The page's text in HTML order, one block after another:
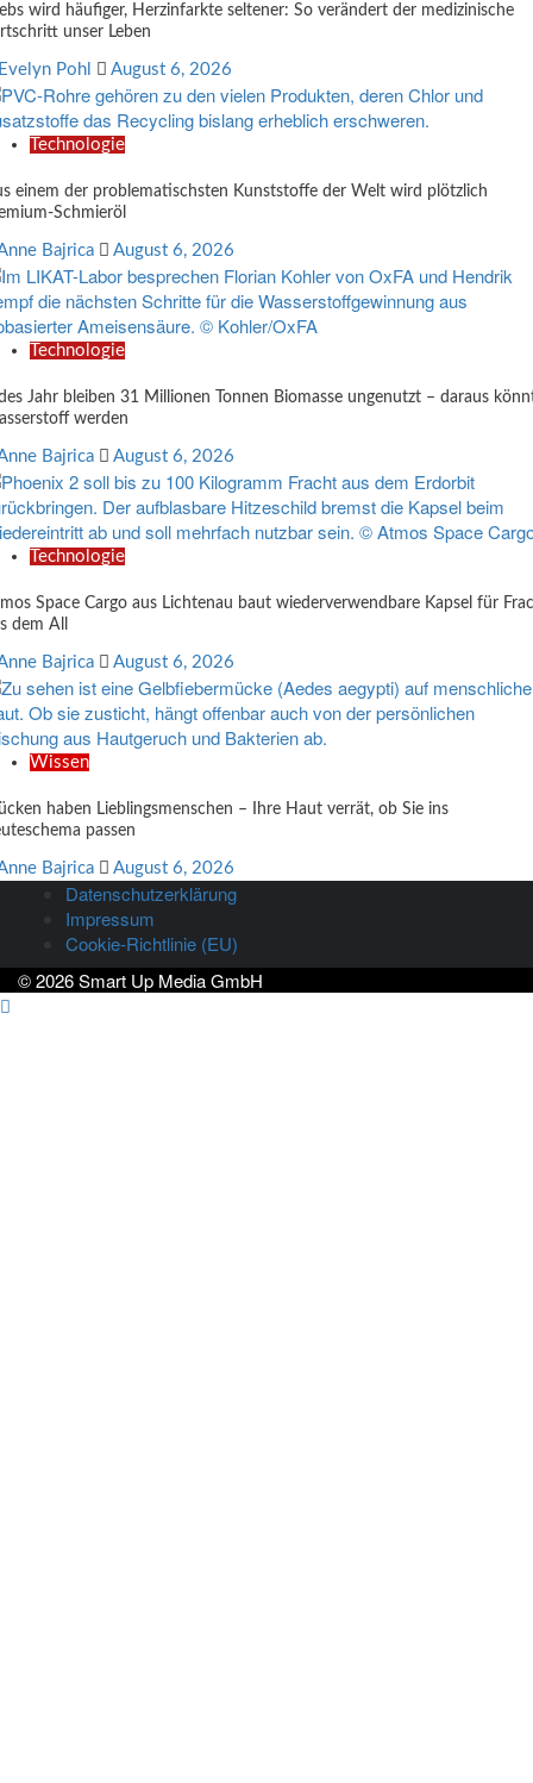
wird häufiger, Herzinfarkte seltener: So verändert der medizinische
unser Leben
Pohl August 6, 2026
Technologie
einem der problematischsten Kunststoffe der Welt wird plötzlich
Schmieröl
Bajrica August 6, 2026
Technologie
Jahr bleiben 31 Millionen Tonnen Biomasse ungenutzt – daraus
werden
Bajrica August 6, 2026
Technologie
Space Cargo aus Lichtenau baut wiederverwendbare Kapsel für
dem All
Bajrica August 6, 2026
Wissen
haben Lieblingsmenschen – Ihre Haut verrät, ob Sie ins
passen
Bajrica August 6, 2026
Datenschutzerklärung
Impressum
Cookie-Richtlinie (EU)
© 2026 Smart Up Media GmbH